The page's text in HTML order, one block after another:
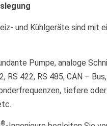
und Kühlgeräte sind mit
Pumpe, analoge
RS 422, RS 485, CAN –
tiefere
®